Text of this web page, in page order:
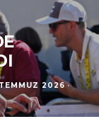
2026 ·